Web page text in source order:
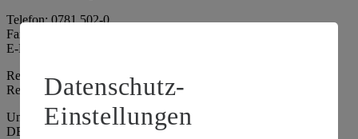
Telefon: 0781 502-0
Fax: 0781 502-6180
E-Mail: kundenservice@edeka-suedwest.de
Registergericht: Amtsgericht Freiburg i.B.
Registernummer: HRA 707629
Umsatzsteuer-Identifikationsnummer gem. § 27a UStG:
DE815916131
Datenschutz-
Einstellungen